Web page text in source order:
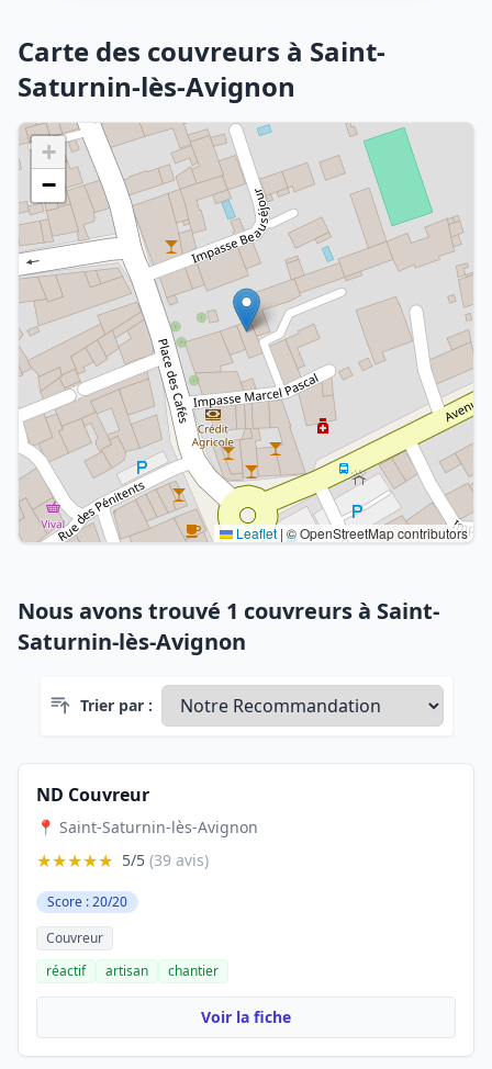
Carte des couvreurs à Saint-
Saturnin-lès-Avignon
+
−
Leaflet | © OpenStreetMap contributors
Nous avons trouvé 1 couvreurs à Saint-
Saturnin-lès-Avignon
Trier par :
ND Couvreur
📍 Saint-Saturnin-lès-Avignon
★★★★★ 5/5 (39 avis)
Score : 20/20
Couvreur
réactif
artisan chantier
Voir la fiche